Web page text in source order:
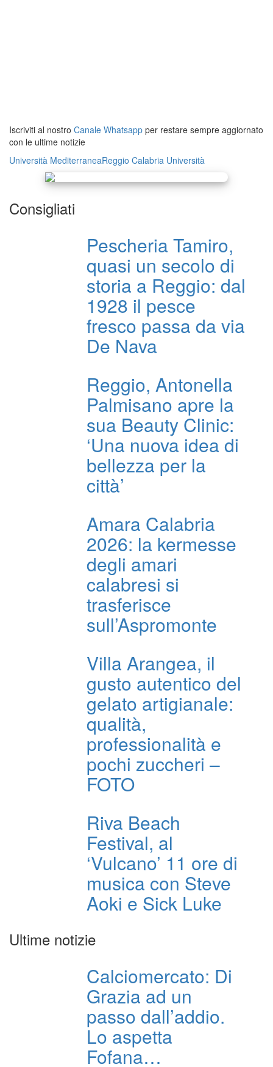
Iscriviti al nostro Canale Whatsapp per restare sempre aggiornato
con le ultime notizie
Università MediterraneaReggio Calabria Università
Consigliati
Pescheria Tamiro,
quasi un secolo di
storia a Reggio: dal
1928 il pesce
fresco passa da via
De Nava
Reggio, Antonella
Palmisano apre la
sua Beauty Clinic:
‘Una nuova idea di
bellezza per la
città’
Amara Calabria
2026: la kermesse
degli amari
calabresi si
trasferisce
sull’Aspromonte
Villa Arangea, il
gusto autentico del
gelato artigianale:
qualità,
professionalità e
pochi zuccheri –
FOTO
Riva Beach
Festival, al
‘Vulcano’ 11 ore di
musica con Steve
Aoki e Sick Luke
Ultime notizie
Calciomercato: Di
Grazia ad un
passo dall’addio.
Lo aspetta
Fofana…